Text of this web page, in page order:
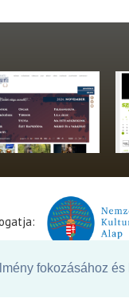
fokozásához